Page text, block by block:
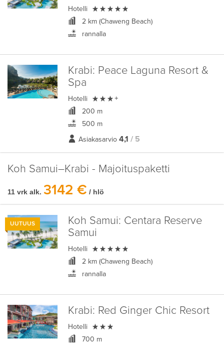
Hotelli 
2 km (Chaweng Beach)
rannalla
Krabi: Peace Laguna Resort &
Spa
Hotelli  +
200 m
500 m
Asiakasarvio 4,1 / 5
Koh Samui–Krabi - Majoituspaketti
11 vrk alk. 3142 € / hlö
UUTUUS Koh Samui: Centara Reserve
Samui
Hotelli 
2 km (Chaweng Beach)
rannalla
Krabi: Red Ginger Chic Resort
Hotelli 
700 m